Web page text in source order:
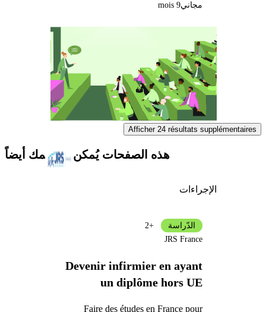
مجاني9 mois
Afficher 24 résultats supplémentaires
هذه الصفحات يُمكن أن تهمك أيضاً
الإجراءات
Devenir infirmier en ayant
un diplôme hors UE
Faire des études en France pour
الدّراسة
+2
JRS France